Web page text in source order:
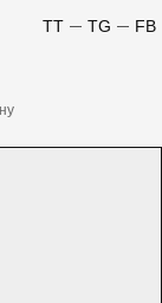
FB
TG
TT